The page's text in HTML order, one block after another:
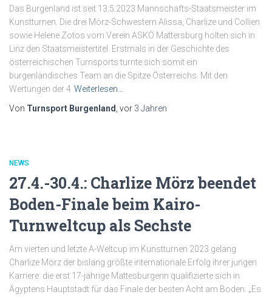
Das Burgenland ist seit 13.5.2023 Mannschafts-Staatsmeister im
Kunstturnen. Die drei Mörz-Schwestern Alissa, Charlize und Collien
sowie Helene Zotos vom Verein ASKÖ Mattersburg holten sich in
Linz den Staatsmeistertitel. Erstmals in der Geschichte des
österreichischen Turnsports turnte sich somit ein
burgenländisches Team an die Spitze Österreichs. Mit den
Wertungen der 4 Weiterlesen…
Von Turnsport Burgenland , vor 3 Jahren
NEWS
27.4.-30.4.: Charlize Mörz beendet
Boden-Finale beim Kairo-
Turnweltcup als Sechste
Am vierten und letzte A-Weltcup im Kunstturnen 2023 gelang
Charlize Mörz der bislang größte internationale Erfolg ihrer jungen
Karriere: die erst 17-jährige Mattesburgerin qualifizierte sich in
Ägyptens Hauptstadt für das Finale der besten Acht am Boden: „Es